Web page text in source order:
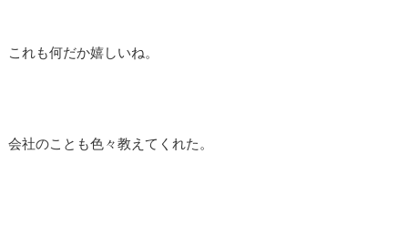
これも何だか嬉しいね。
会社のことも色々教えてくれた。